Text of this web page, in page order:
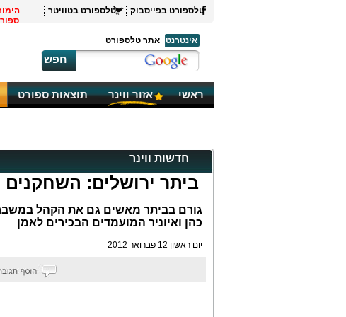
טלספורט בפייסבוק טלספורט בטוויטר
אינטרנט
אתר טלספורט
חפש
ראשי אזור ווינר תוצאות ספורט
חדשות ווינר
ביתר ירושלים:
כהן ואיוניר המועמדים הבכירים לאמן
יום ראשון 12 פברואר 2012